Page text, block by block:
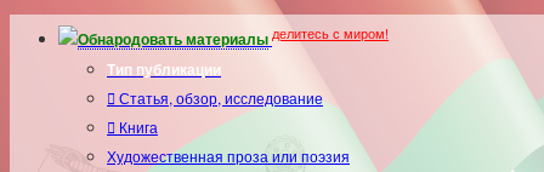
Обнародовать материалы делитесь с миром!
Тип публикации
Статья, обзор, исследование
Книга
Художественная проза или поэзия